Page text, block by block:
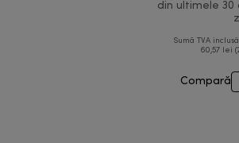
din ultimele 30
Sumă TVA
60,57 lei
Compară